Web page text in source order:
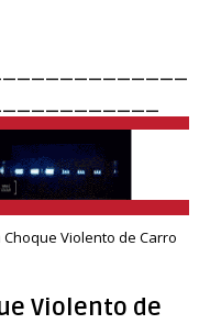
Violento de Carro
Violento de